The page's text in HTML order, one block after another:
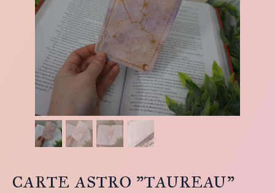
CARTE ASTRO "TAUREAU"